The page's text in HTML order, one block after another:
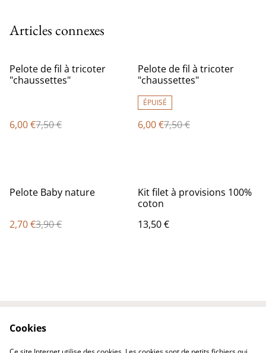
Articles connexes
%
Pelote de fil à tricoter
"chaussettes"
6,00 €7,50 €
%
Pelote de fil à tricoter
"chaussettes"
ÉPUISÉ
6,00 €7,50 €
%
Pelote Baby nature
2,70 €3,90 €
Kit filet à provisions 100%
coton
13,50 €
Politique de
Politique de cookies
Cookies